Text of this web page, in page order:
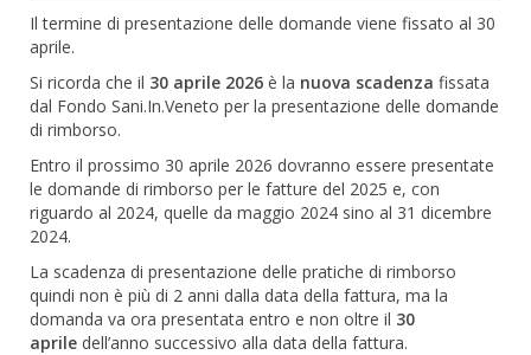
Il termine di presentazione delle domande viene fissato al 30
aprile.
Si ricorda che il 30 aprile 2026 è la nuova scadenza fissata
dal Fondo Sani.In.Veneto per la presentazione delle domande
di rimborso.
Entro il prossimo 30 aprile 2026 dovranno essere presentate
le domande di rimborso per le fatture del 2025 e, con
riguardo al 2024, quelle da maggio 2024 sino al 31 dicembre
2024.
La scadenza di presentazione delle pratiche di rimborso
quindi non è più di 2 anni dalla data della fattura, ma la
domanda va ora presentata entro e non oltre il 30
aprile dell’anno successivo alla data della fattura.